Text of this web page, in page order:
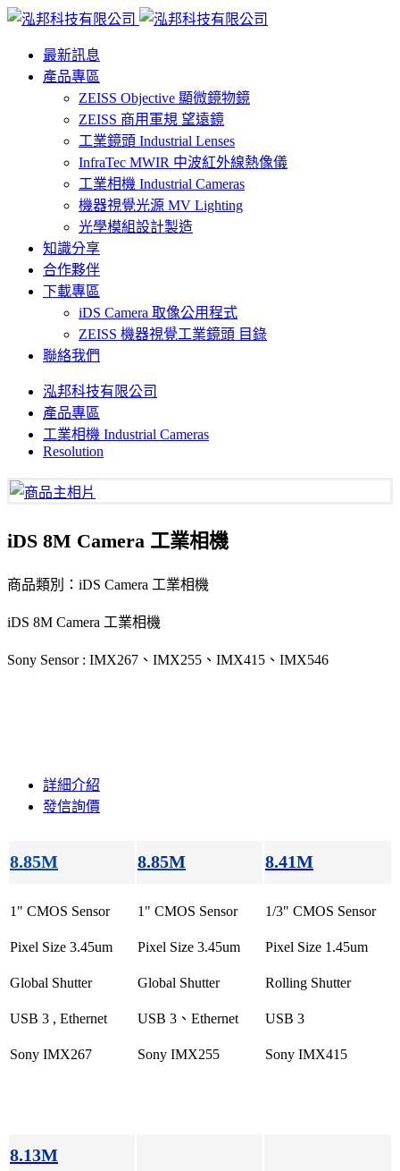
最新訊息
產品專區
ZEISS Objective 顯微鏡物鏡
ZEISS 商用軍規 望遠鏡
工業鏡頭 Industrial Lenses
InfraTec MWIR 中波紅外線熱像儀
工業相機 Industrial Cameras
機器視覺光源 MV Lighting
光學模組設計製造
知識分享
合作夥伴
下載專區
iDS Camera 取像公用程式
ZEISS 機器視覺工業鏡頭 目錄
聯絡我們
泓邦科技有限公司
產品專區
工業相機 Industrial Cameras
Resolution
iDS 8M Camera 工業相機
商品類別：iDS Camera 工業相機
iDS 8M Camera 工業相機
Sony Sensor : IMX267、IMX255、IMX415、IMX546
詳細介紹
發信詢價
8.85M 8.85M 8.41M
1" CMOS Sensor
Pixel Size 3.45um
Global Shutter
USB 3 , Ethernet
Sony IMX267
1" CMOS Sensor
Pixel Size 3.45um
Global Shutter
USB 3、Ethernet
Sony IMX255
1/3" CMOS Sensor
Pixel Size 1.45um
Rolling Shutter
USB 3
Sony IMX415
8.13M